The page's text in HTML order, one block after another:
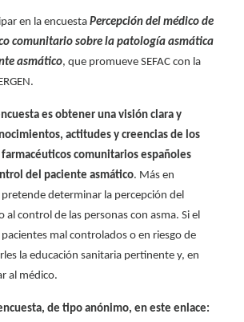
en la encuesta Percepción del médico de
comunitario sobre la patología asmática
asmático, que promueve SEFAC con la
es obtener una visión clara y
actitudes y creencias de los
comunitarios españoles
del paciente asmático. Más en
determinar la percepción del
control de las personas con asma. Si el
mal controlados o en riesgo de
la educación sanitaria pertinente y, en
al médico.
de tipo anónimo, en este enlace: